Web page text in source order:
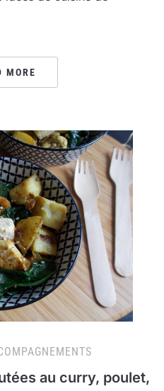
MORE
au curry, poulet,